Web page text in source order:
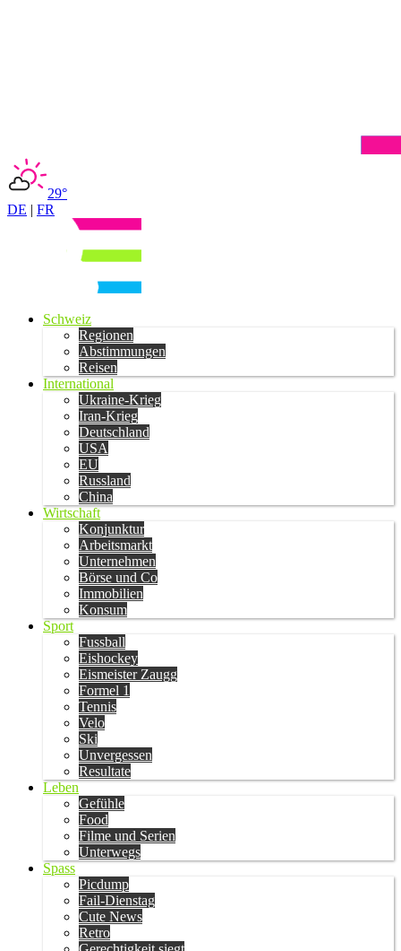
29°
DE | FR
Schweiz
Regionen
Abstimmungen
Reisen
International
Ukraine-Krieg
Iran-Krieg
Deutschland
USA
EU
Russland
China
Wirtschaft
Konjunktur
Arbeitsmarkt
Unternehmen
Börse und Co
Immobilien
Konsum
Sport
Fussball
Eishockey
Eismeister Zaugg
Formel 1
Tennis
Velo
Ski
Unvergessen
Resultate
Leben
Gefühle
Food
Filme und Serien
Unterwegs
Spass
Picdump
Fail-Dienstag
Cute News
Retro